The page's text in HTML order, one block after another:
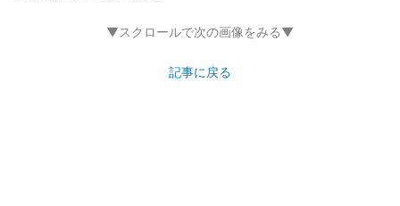
▼スクロールで次の画像をみる▼
記事に戻る